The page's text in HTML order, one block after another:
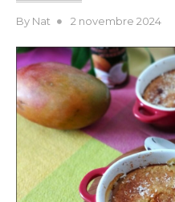
By Nat
Posted
2 novembre 2024